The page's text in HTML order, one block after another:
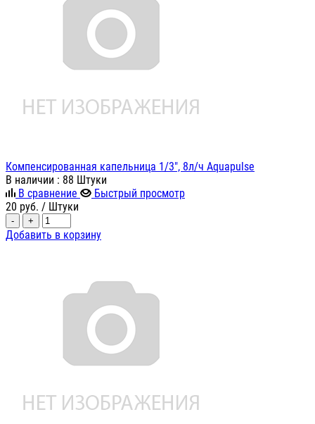
Компенсированная капельница 1/3", 8л/ч Aquapulse
В наличии : 88 Штуки
В сравнение
Быстрый просмотр
20 руб. / Штуки
- +
Добавить в корзину